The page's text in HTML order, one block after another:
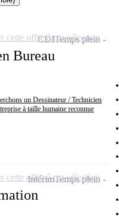
Bureau
un Dessinateur / Technicien
à taille humaine reconnue
CDITemps plein
cette offre à ma sélection
IntérimTemps plein
cette offre à ma sélection